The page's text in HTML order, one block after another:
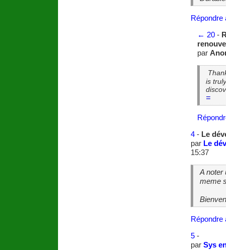
Répondre
← 20-
par
is
=
4- Le
par Le
15:37
A noter
meme
Répondre
5-
par Sys